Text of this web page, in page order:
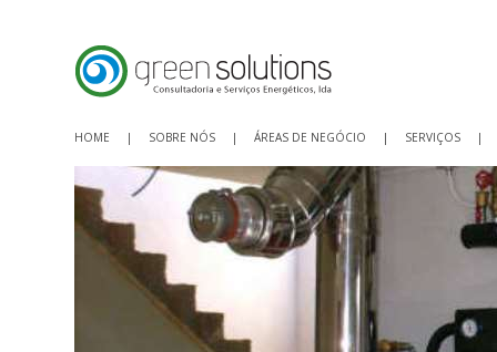
HOME | SOBRE NÓS | ÁREAS DE NEGÓCIO | SERVIÇOS |